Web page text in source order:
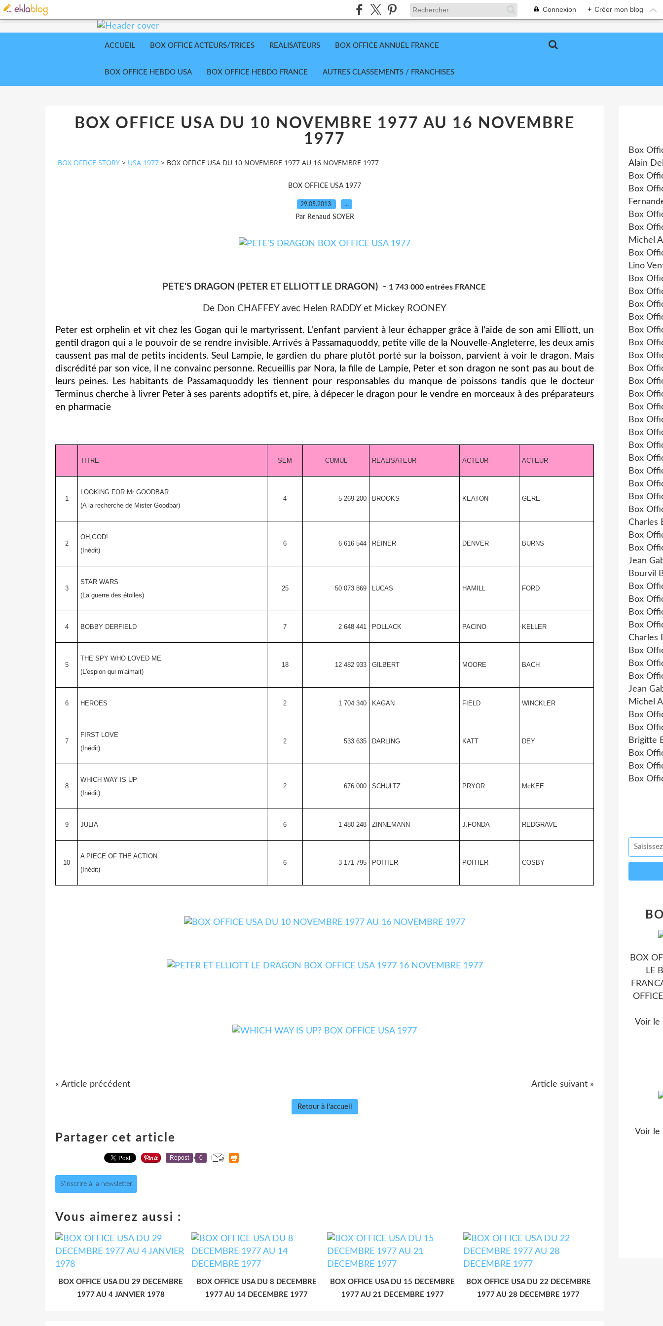
Connexion + Créer mon blog
ACCUEIL BOX OFFICE ACTEURS/TRICES REALISATEURS BOX OFFICE ANNUEL FRANCE
BOX OFFICE HEBDO USA BOX OFFICE HEBDO FRANCE AUTRES CLASSEMENTS / FRANCHISES
BOX OFFICE USA DU 10 NOVEMBRE 1977 AU 16 NOVEMBRE
1977
BOX OFFICE STORY > USA 1977 > BOX OFFICE USA DU 10 NOVEMBRE 1977 AU 16 NOVEMBRE 1977
BOX OFFICE USA 1977
29.05.2013 …
Par Renaud SOYER
PETE'S DRAGON (PETER ET ELLIOTT LE DRAGON) - 1 743 000 entrées FRANCE
De Don CHAFFEY avec Helen RADDY et Mickey ROONEY
Peter est orphelin et vit chez les Gogan qui le martyrissent. L'enfant parvient à leur échapper grâce à l'aide de son ami Elliott, un
gentil dragon qui a le pouvoir de se rendre invisible. Arrivés à Passamaquoddy, petite ville de la Nouvelle-Angleterre, les deux amis
caussent pas mal de petits incidents. Seul Lampie, le gardien du phare plutôt porté sur la boisson, parvient à voir le dragon. Mais
discrédité par son vice, il ne convainc personne. Recueillis par Nora, la fille de Lampie, Peter et son dragon ne sont pas au bout de
leurs peines. Les habitants de Passamaquoddy les tiennent pour responsables du manque de poissons tandis que le docteur
Terminus cherche à livrer Peter à ses parents adoptifs et, pire, à dépecer le dragon pour le vendre en morceaux à des préparateurs
en pharmacie
TITRE SEM CUMUL REALISATEUR ACTEUR ACTEUR
1
LOOKING FOR Mr GOODBAR
(A la recherche de Mister Goodbar)
4 5 269 200 BROOKS KEATON GERE
2
OH,GOD!
(Inédit)
6 6 616 544 REINER DENVER BURNS
3
STAR WARS
(La guerre des étoiles)
25 50 073 869 LUCAS HAMILL FORD
4 BOBBY DERFIELD 7 2 648 441 POLLACK PACINO KELLER
5
THE SPY WHO LOVED ME
(L'espion qui m'aimait)
18 12 482 933 GILBERT MOORE BACH
6 HEROES 2 1 704 340 KAGAN FIELD WINCKLER
7
FIRST LOVE
(Inédit)
2 533 635 DARLING KATT DEY
8
WHICH WAY IS UP
(Inédit)
2 676 000 SCHULTZ PRYOR McKEE
9 JULIA 6 1 480 248 ZINNEMANN J.FONDA REDGRAVE
10
A PIECE OF THE ACTION
(Inédit)
6 3 171 795 POITIER POITIER COSBY
« Article précédent Article suivant »
Retour à l'accueil
Partager cet article
Repost 0
S'inscrire à la newsletter
Vous aimerez aussi :
BOX OFFICE USA DU 29 DECEMBRE
1977 AU 4 JANVIER 1978
BOX OFFICE USA DU 8 DECEMBRE
1977 AU 14 DECEMBRE 1977
BOX OFFICE USA DU 15 DECEMBRE
1977 AU 21 DECEMBRE 1977
BOX OFFICE USA DU 22 DECEMBRE
1977 AU 28 DECEMBRE 1977
Box
Alain
Box
Box
Box
Box
Michel
Box
Lino
Box
Box
Box
Box
Box
Box
Box
Box
Box
Box
Box
Box
Box
Box
Box
Box
Box
Box
Box
Charles
Box
Box
Jean
Bourvil
Box
Box
Box
Box
Charles
Box
Box
Box
Jean
Michel
Box
Box
Brigitte
Box
Box
Box
BOX
LE
Voir
Voir